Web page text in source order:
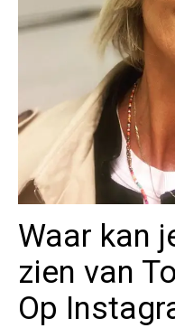
Waar kan
zien van
Op